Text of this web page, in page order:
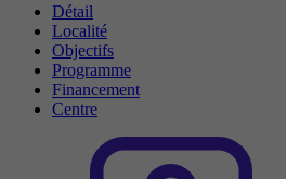
Détail
Localité
Objectifs
Programme
Financement
Centre